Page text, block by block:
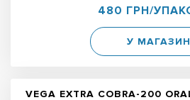
480 ГРН/
У МАГАЗИН
VEGA EXTRA COBRA-200